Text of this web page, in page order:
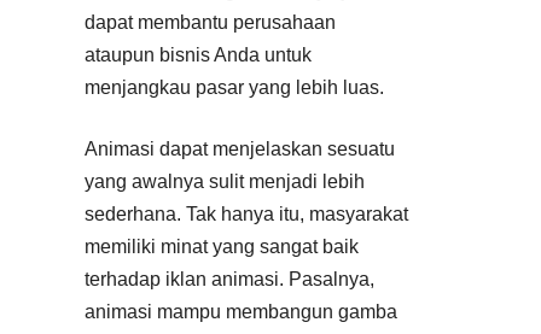
dapat membantu perusahaan
ataupun bisnis Anda untuk
menjangkau pasar yang lebih luas.
Animasi dapat menjelaskan sesuatu
yang awalnya sulit menjadi lebih
sederhana. Tak hanya itu, masyarakat
memiliki minat yang sangat baik
terhadap iklan animasi. Pasalnya,
animasi mampu membangun gamba